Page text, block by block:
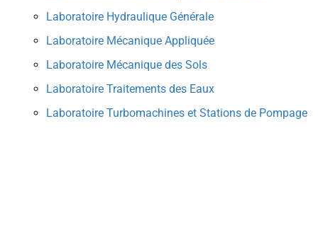
Laboratoire Hydraulique Générale
Laboratoire Mécanique Appliquée
Laboratoire Mécanique des Sols
Laboratoire Traitements des Eaux
Laboratoire Turbomachines et Stations de Pompage